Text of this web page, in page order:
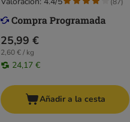
25,99 €
2,60 € / kg
24,17 €
Añadir a la cesta